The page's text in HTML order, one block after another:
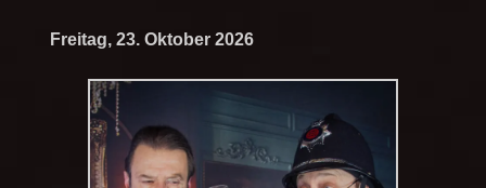
Freitag, 23. Oktober 2026